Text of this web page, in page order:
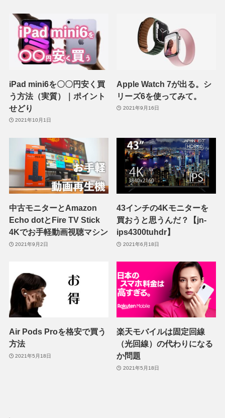
iPad mini6を〇〇円安く買
う方法（実質）｜ポイント
せどり
2021年10月1日
Apple Watch 7が出る。シ
リーズ6を使ってみて。
2021年9月16日
中古モニターとAmazon
Echo dotとFire TV Stick
4Kでお手軽動画視聴マシン
2021年9月2日
43インチの4Kモニターを
買おうと思うんだ？【jn-
ips4300tuhdr】
2021年6月18日
Air Pods Proを格安で買う
方法
2021年5月18日
楽天モバイルは固定回線
（光回線）の代わりになる
か問題
2021年5月18日